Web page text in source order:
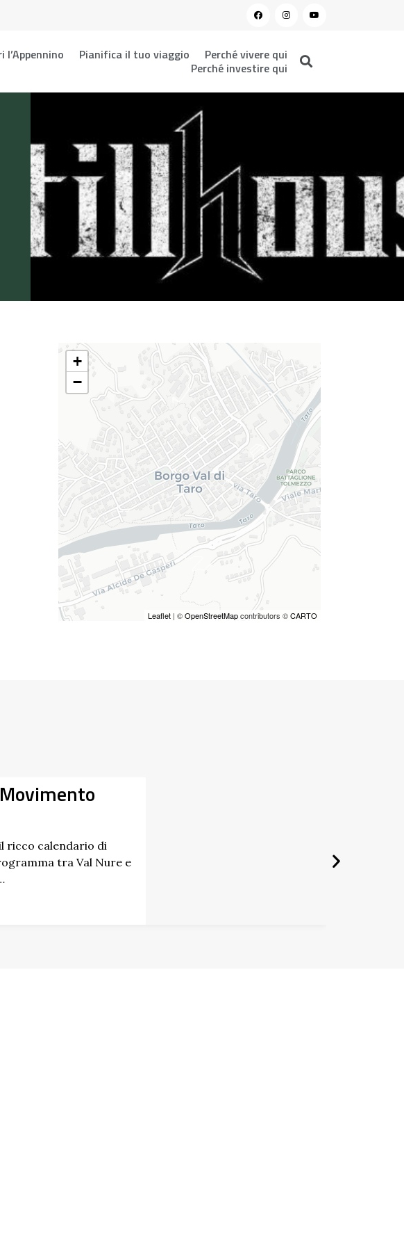
l’Appennino Pianifica il tuo viaggio
Perché vivere qui
Perché investire qui
+
−
Leaflet | ©OpenStreetMapcontributors ©CARTO
ricco calendario di
tra Val Nure e